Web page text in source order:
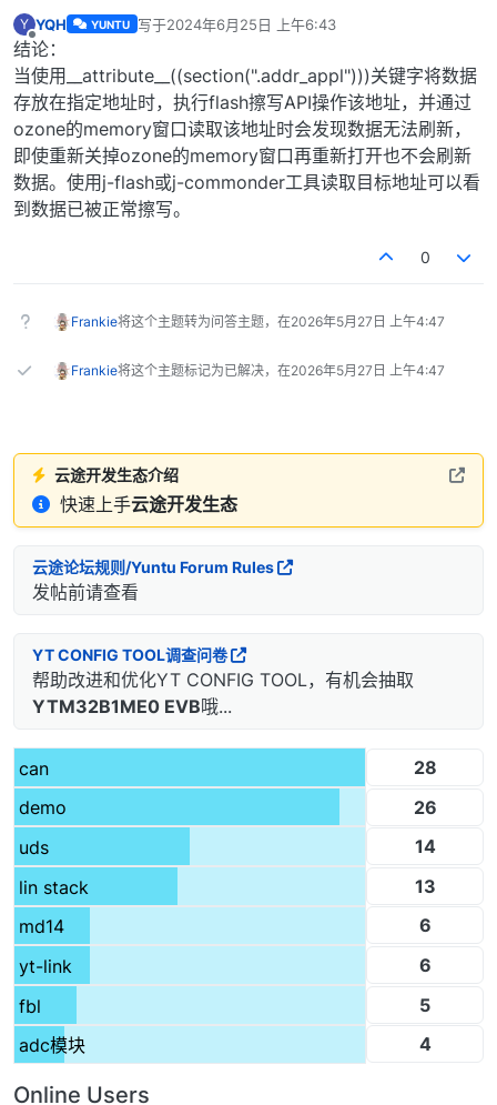
Y
离线
YQH YUNTU 写于2024年6月25日 上午6:43
最后由 编辑
结论：
当使用__attribute__((section(".addr_appl")))关键字将数据
存放在指定地址时，执行flash擦写API操作该地址，并通过
ozone的memory窗口读取该地址时会发现数据无法刷新，
即使重新关掉ozone的memory窗口再重新打开也不会刷新
数据。使用j-flash或j-commonder工具读取目标地址可以看
到数据已被正常擦写。
0
Frankie将这个主题转为问答主题，在2026年5月27日 上午4:47
Frankie将这个主题标记为已解决，在2026年5月27日 上午4:47
云途开发生态介绍
快速上手云途开发生态
云途论坛规则/Yuntu Forum Rules
发帖前请查看
YT CONFIG TOOL调查问卷
帮助改进和优化YT CONFIG TOOL，有机会抽取
YTM32B1ME0 EVB哦...
can
28
demo
26
uds
14
lin stack
13
md14
6
yt-link
6
fbl
5
adc模块
4
Online Users